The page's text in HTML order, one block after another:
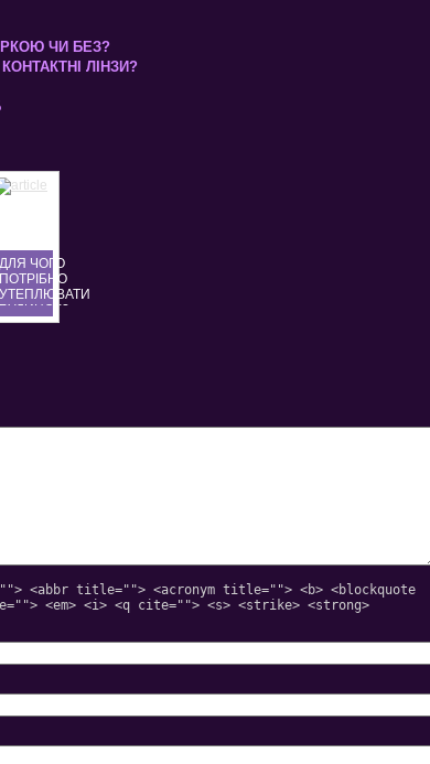
ЧИ БЕЗ?
ЛІНЗИ?
ДЛЯ ЧОГО
ПОТРІБНО
УТЕПЛЮВАТИ
БУДИНОК?
<abbr title=""> <acronym title=""> <b> <blockquote
<em> <i> <q cite=""> <s> <strike> <strong>